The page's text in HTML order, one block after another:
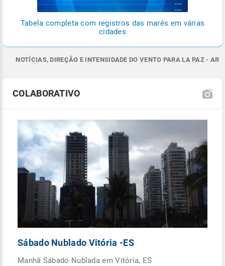
Tabela completa com registros das marés em várias
cidades
NOTÍCIAS, DIREÇÃO E INTENSIDADE DO VENTO PARA LA PAZ - AR
COLABORATIVO
Sábado Nublado Vitória -ES
Manhã Sábado Nublada em Vitória, ES